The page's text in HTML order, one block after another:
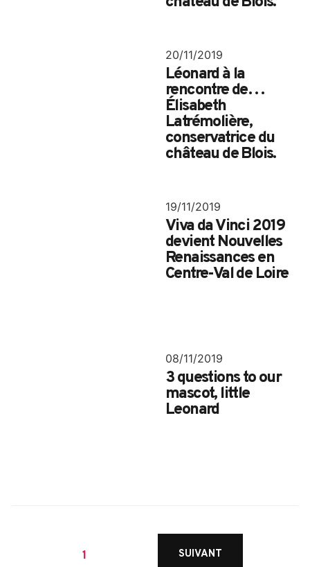
20/11/2019
Léonard à la
rencontre de…
Élisabeth
Latrémolière,
conservatrice du
château de Blois.
19/11/2019
Viva da Vinci 2019
devient Nouvelles
Renaissances en
Centre-Val de Loire
08/11/2019
3 questions to our
mascot, little
Leonard
1 SUIVANT